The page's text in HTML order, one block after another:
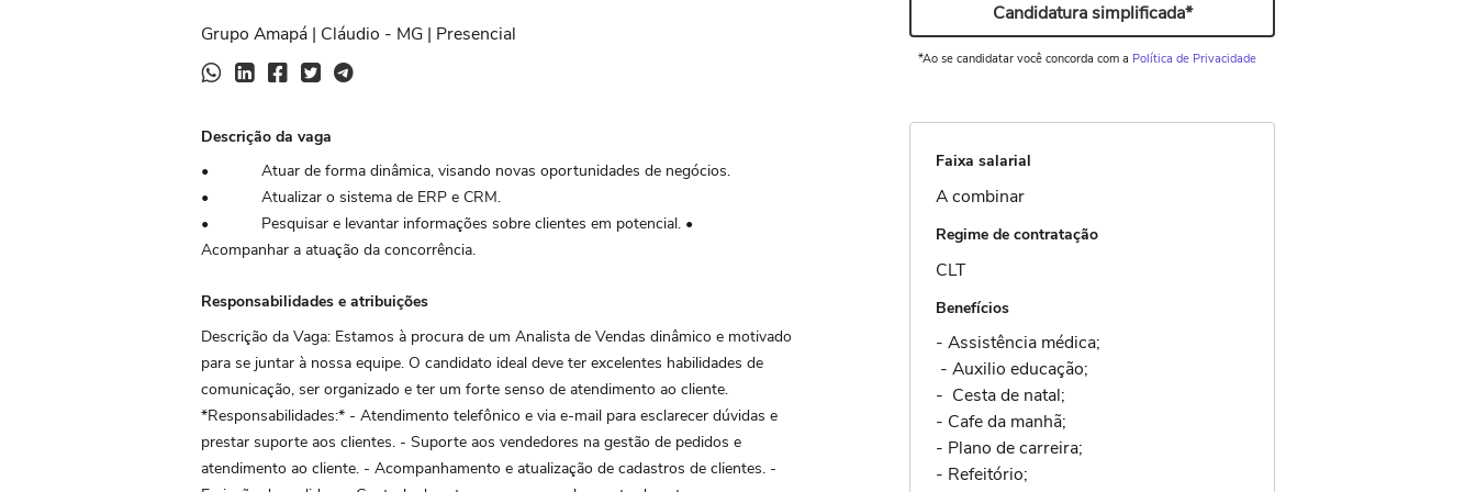
Grupo Amapá | Cláudio - MG | Presencial
Descrição da vaga
• Atuar de forma dinâmica, visando novas oportunidades de negócios.
• Atualizar o sistema de ERP e CRM.
• Pesquisar e levantar informações sobre clientes em potencial. •
Acompanhar a atuação da concorrência.
Responsabilidades e atribuições
Descrição da Vaga: Estamos à procura de um Analista de Vendas dinâmico e motivado
para se juntar à nossa equipe. O candidato ideal deve ter excelentes habilidades de
comunicação, ser organizado e ter um forte senso de atendimento ao cliente.
*Responsabilidades:* - Atendimento telefônico e via e-mail para esclarecer dúvidas e
prestar suporte aos clientes. - Suporte aos vendedores na gestão de pedidos e
atendimento ao cliente. - Acompanhamento e atualização de cadastros de clientes. -
Candidatura simplificada*
*Ao se candidatar você concorda com a Política de Privacidade
Faixa salarial
A combinar
Regime de contratação
CLT
Benefícios
- Assistência médica;
- Auxilio educação;
- Cesta de natal;
- Cafe da manhã;
- Plano de carreira;
- Refeitório;